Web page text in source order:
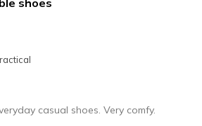
casual shoes. Very comfy.